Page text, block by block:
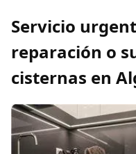
Servicio
reparación o
cisternas en